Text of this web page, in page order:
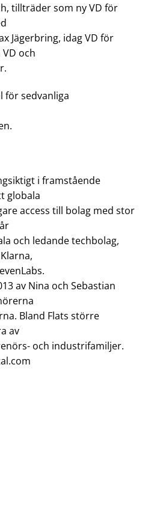
tillträder som ny VD för
Jägerbring, idag VD för
och
för sedvanliga
i framstående
globala
access till bolag med stor
och ledande techbolag,
av Nina och Sebastian
Bland Flats större
av
och industrifamiljer.